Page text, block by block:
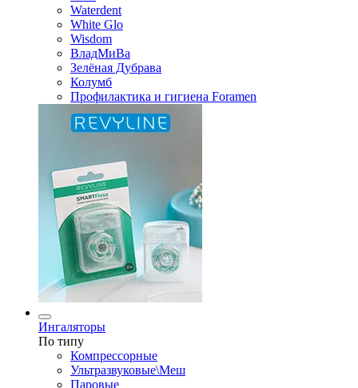
Waterdent
White Glo
Wisdom
ВладМиВа
Зелёная Дубрава
Колумб
Профилактика и гигиена Foramen
Ингаляторы
По типу
Компрессорные
Ультразвуковые\Меш
Паровые